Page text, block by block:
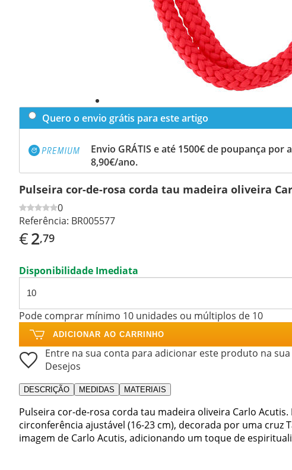
Quero o envio grátis para este artigo
Envio GRÁTIS e até 1500€ de poupança por
8,90€/ano.
Pulseira cor-de-rosa corda tau madeira oliveira
0
Referência: BR005577
€2,79
Disponibilidade Imediata
Pode comprar mínimo 10 unidades ou múltiplos de 10
ADICIONAR AO CARRINHO
Entre na sua conta para adicionar este produto na sua
Desejos
DESCRIÇÃO MEDIDAS MATERIAIS
Pulseira cor-de-rosa corda tau madeira oliveira Carlo
circonferência ajustável (16-23 cm), decorada por uma cruz
imagem de Carlo Acutis, adicionando um toque de